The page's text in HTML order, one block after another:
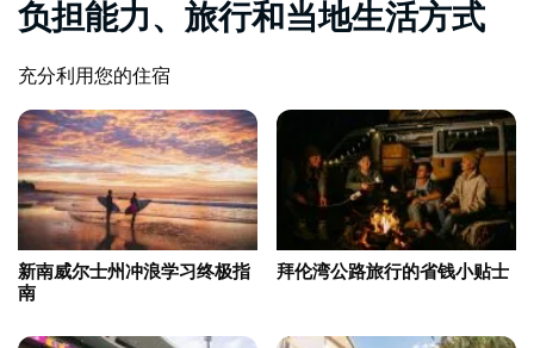
负担能力、旅行和当地生活方式
充分利用您的住宿
新南威尔士州冲浪学习终极指
南
拜伦湾公路旅行的省钱小贴士